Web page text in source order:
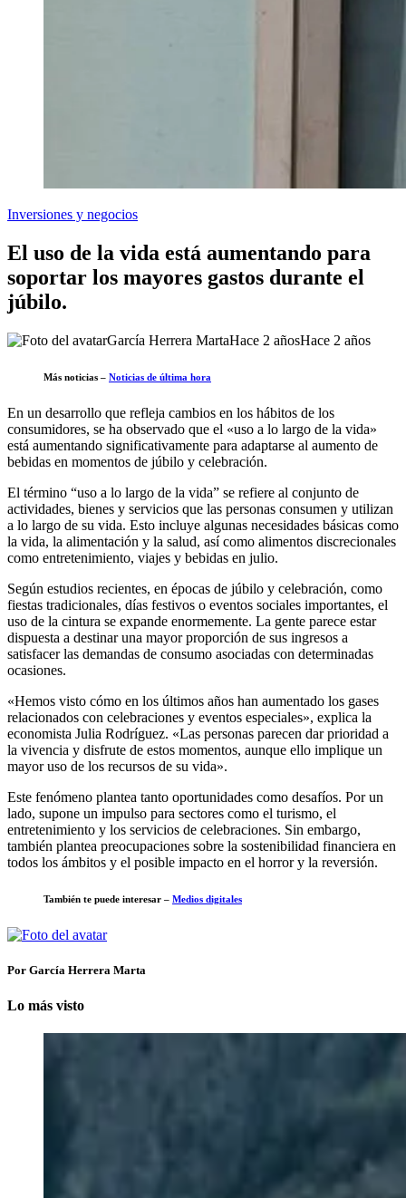
Inversiones y negocios
El uso de la vida está aumentando para
soportar los mayores gastos durante el
júbilo.
García Herrera MartaHace 2 añosHace 2 años
Más noticias – Noticias de última hora
En un desarrollo que refleja cambios en los hábitos de los
consumidores, se ha observado que el «uso a lo largo de la vida»
está aumentando significativamente para adaptarse al aumento de
bebidas en momentos de júbilo y celebración.
El término “uso a lo largo de la vida” se refiere al conjunto de
actividades, bienes y servicios que las personas consumen y utilizan
a lo largo de su vida. Esto incluye algunas necesidades básicas como
la vida, la alimentación y la salud, así como alimentos discrecionales
como entretenimiento, viajes y bebidas en julio.
Según estudios recientes, en épocas de júbilo y celebración, como
fiestas tradicionales, días festivos o eventos sociales importantes, el
uso de la cintura se expande enormemente. La gente parece estar
dispuesta a destinar una mayor proporción de sus ingresos a
satisfacer las demandas de consumo asociadas con determinadas
ocasiones.
«Hemos visto cómo en los últimos años han aumentado los gases
relacionados con celebraciones y eventos especiales», explica la
economista Julia Rodríguez. «Las personas parecen dar prioridad a
la vivencia y disfrute de estos momentos, aunque ello implique un
mayor uso de los recursos de su vida».
Este fenómeno plantea tanto oportunidades como desafíos. Por un
lado, supone un impulso para sectores como el turismo, el
entretenimiento y los servicios de celebraciones. Sin embargo,
también plantea preocupaciones sobre la sostenibilidad financiera en
todos los ámbitos y el posible impacto en el horror y la reversión.
También te puede interesar – Medios digitales
Por García Herrera Marta
Lo más visto